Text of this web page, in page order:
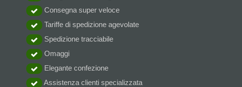
Consegna super veloce
Tariffe di spedizione agevolate
Spedizione tracciabile
Omaggi
Elegante confezione
Assistenza clienti specializzata